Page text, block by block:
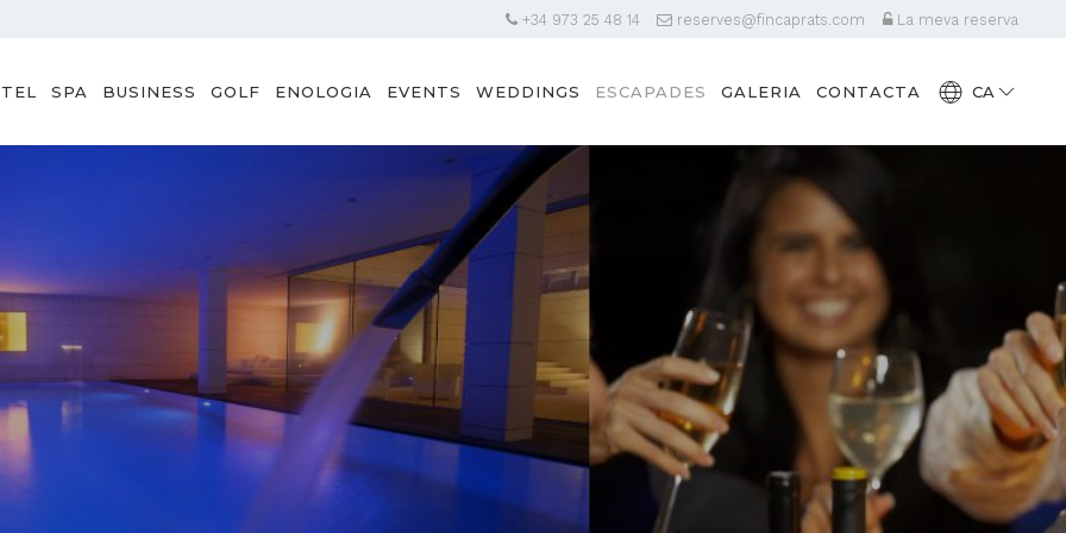
+34 973 25 48 14 reserves@fincaprats.com La meva reserva
SPA BUSINESS GOLF ENOLOGIA EVENTS WEDDINGS ESCAPADES GALERIA CONTACTA CA